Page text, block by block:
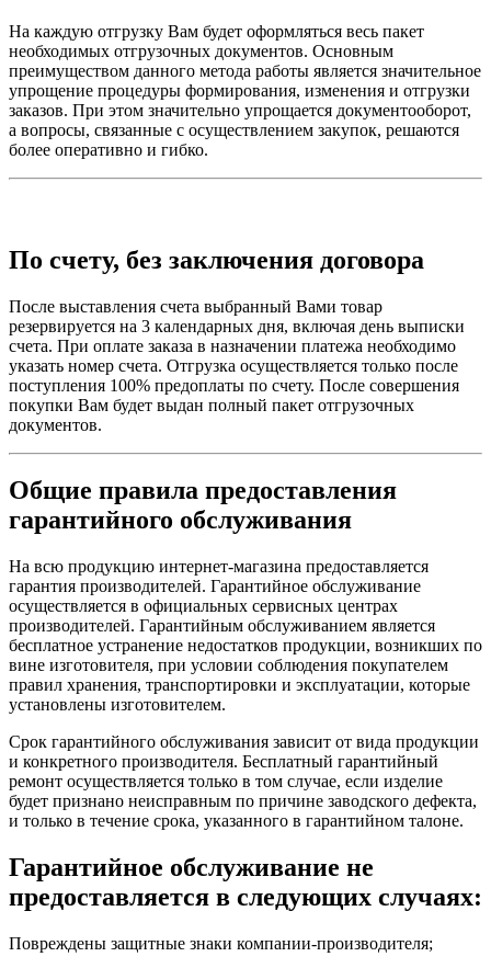
На каждую отгрузку Вам будет оформляться весь пакет
необходимых отгрузочных документов. Основным
преимуществом данного метода работы является значительное
упрощение процедуры формирования, изменения и отгрузки
заказов. При этом значительно упрощается документооборот,
а вопросы, связанные с осуществлением закупок, решаются
более оперативно и гибко.
По счету, без заключения договора
После выставления счета выбранный Вами товар
резервируется на 3 календарных дня, включая день выписки
счета. При оплате заказа в назначении платежа необходимо
указать номер счета. Отгрузка осуществляется только после
поступления 100% предоплаты по счету. После совершения
покупки Вам будет выдан полный пакет отгрузочных
документов.
Общие правила предоставления
гарантийного обслуживания
На всю продукцию интернет-магазина предоставляется
гарантия производителей. Гарантийное обслуживание
осуществляется в официальных сервисных центрах
производителей. Гарантийным обслуживанием является
бесплатное устранение недостатков продукции, возникших по
вине изготовителя, при условии соблюдения покупателем
правил хранения, транспортировки и эксплуатации, которые
установлены изготовителем.
Срок гарантийного обслуживания зависит от вида продукции
и конкретного производителя. Бесплатный гарантийный
ремонт осуществляется только в том случае, если изделие
будет признано неисправным по причине заводского дефекта,
и только в течение срока, указанного в гарантийном талоне.
Гарантийное обслуживание не
предоставляется в следующих случаях:
Повреждены защитные знаки компании-производителя;